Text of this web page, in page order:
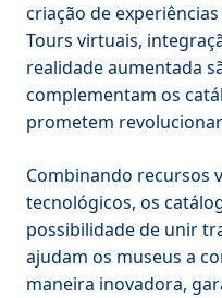
criação de
Tours virtuais,
realidade aumentada
complementam os
prometem
Combinando recursos
tecnológicos, os
possibilidade de unir
ajudam os museus a
maneira inovadora,